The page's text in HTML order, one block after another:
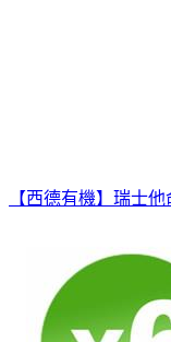
【西德有機】瑞士